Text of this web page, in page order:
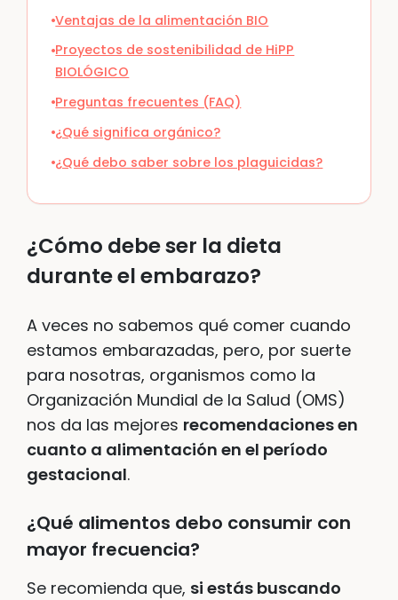
Ventajas de la alimentación BIO
Proyectos de sostenibilidad de HiPP
BIOLÓGICO
Preguntas frecuentes (FAQ)
¿Qué significa orgánico?
¿Qué debo saber sobre los plaguicidas?
¿Cómo debe ser la dieta
durante el embarazo?
A veces no sabemos qué comer cuando
estamos embarazadas, pero, por suerte
para nosotras, organismos como la
Organización Mundial de la Salud (OMS)
nos da las mejores recomendaciones en
cuanto a alimentación en el período
gestacional.
¿Qué alimentos debo consumir con
mayor frecuencia?
Se recomienda que, si estás buscando